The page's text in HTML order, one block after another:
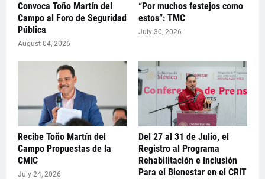
Convoca Toño Martín del
Campo al Foro de Seguridad
Pública
August 04, 2026
“Por muchos festejos como
estos”: TMC
July 30, 2026
Recibe Toño Martín del
Campo Propuestas de la
CMIC
July 24, 2026
Del 27 al 31 de Julio, el
Registro al Programa
Rehabilitación e Inclusión
Para el Bienestar en el CRIT